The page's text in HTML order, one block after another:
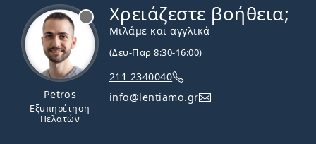
Petros
Εξυπηρέτηση
Πελατών
Χρειάζεστε βοήθεια;
Μιλάμε και αγγλικά
(Δευ-Παρ 8:30-16:00)
211 2340040
info@lentiamo.gr